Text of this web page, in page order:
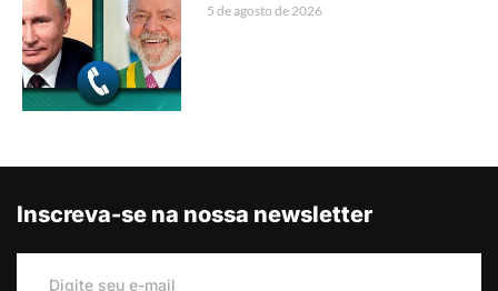
5 de agosto de 2026
Inscreva-se na nossa newsletter